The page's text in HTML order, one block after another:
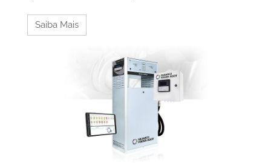
Saiba Mais